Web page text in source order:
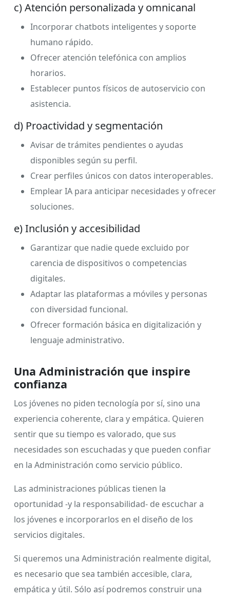
c) Atención personalizada y omnicanal
Incorporar chatbots inteligentes y soporte
humano rápido.
Ofrecer atención telefónica con amplios
horarios.
Establecer puntos físicos de autoservicio con
asistencia.
d) Proactividad y segmentación
Avisar de trámites pendientes o ayudas
disponibles según su perfil.
Crear perfiles únicos con datos interoperables.
Emplear IA para anticipar necesidades y ofrecer
soluciones.
e) Inclusión y accesibilidad
Garantizar que nadie quede excluido por
carencia de dispositivos o competencias
digitales.
Adaptar las plataformas a móviles y personas
con diversidad funcional.
Ofrecer formación básica en digitalización y
lenguaje administrativo.
Una Administración que inspire
confianza
Los jóvenes no piden tecnología por sí, sino una
experiencia coherente, clara y empática. Quieren
sentir que su tiempo es valorado, que sus
necesidades son escuchadas y que pueden confiar
en la Administración como servicio público.
Las administraciones públicas tienen la
oportunidad -y la responsabilidad- de escuchar a
los jóvenes e incorporarlos en el diseño de los
servicios digitales.
Si queremos una Administración realmente digital,
es necesario que sea también accesible, clara,
empática y útil. Sólo así podremos construir una